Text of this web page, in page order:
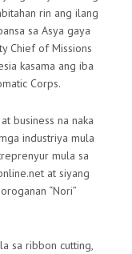
rin ang ilang
sa Asya gaya
Chief of Missions
kasama ang iba
Corps.
business na naka
industriya mula
mula sa
at siyang
“Nori”
sa ribbon cutting,